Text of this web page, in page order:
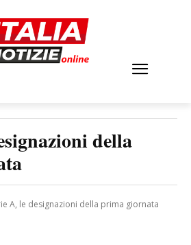
della
A, le designazioni della prima giornata